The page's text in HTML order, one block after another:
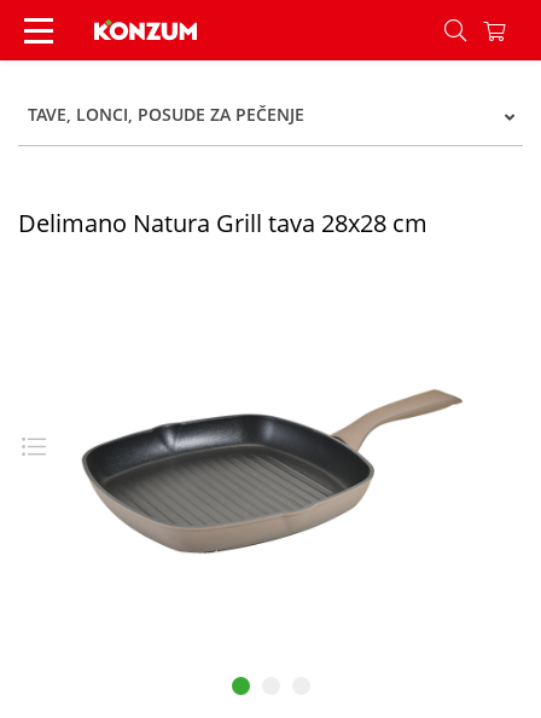
Delimano Natura Grill tava 28x28 cm - Konzum
TAVE, LONCI, POSUDE ZA PEČENJE
Delimano Natura Grill tava 28x28 cm